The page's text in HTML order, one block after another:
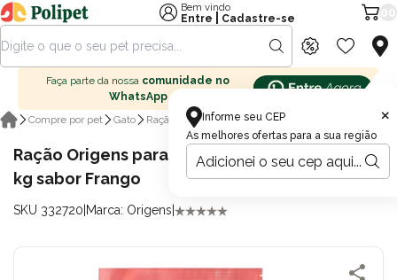
Informe seu CEP
As melhores ofertas para a sua região
×
Bem vindo
Entre
Cadastre-se
Faça parte da nossa comunidade no
WhatsApp
Compre por pet
Gato Ração para gatos Ração seca para gatos
Ração Origens para Gatos Adultos Castrados 1
kg sabor Frango
SKU 332720 Marca: Origens